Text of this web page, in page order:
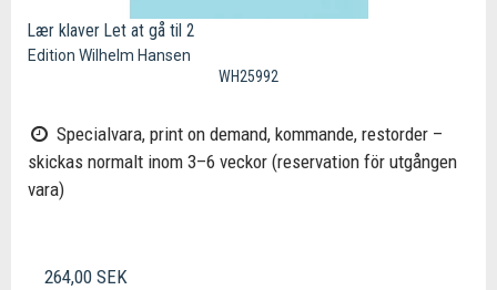
Lær klaver Let at gå til 2
Edition Wilhelm Hansen
WH25992
Specialvara, print on demand, kommande, restorder –
skickas normalt inom 3–6 veckor (reservation för utgången
vara)
264,00 SEK